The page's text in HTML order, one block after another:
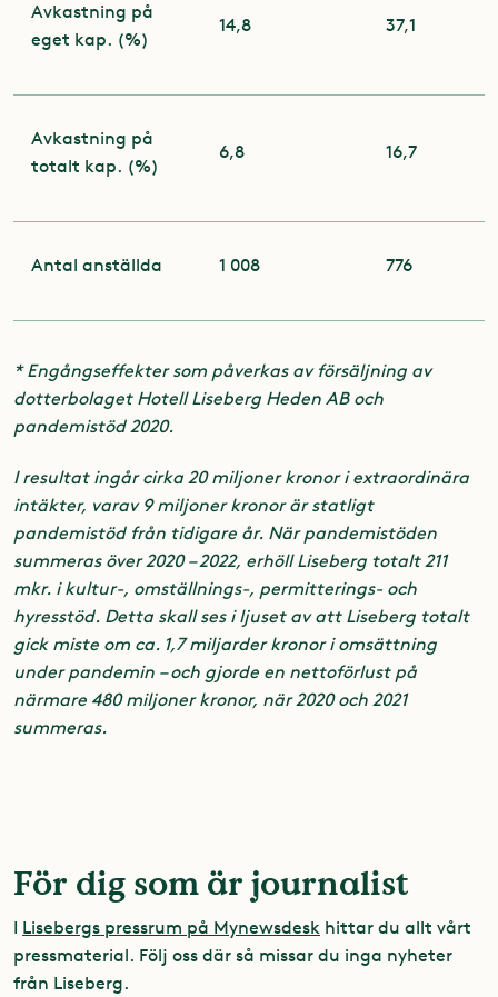
Avkastning på
eget kap. (%)
14,8 37,1
Avkastning på
totalt kap. (%)
6,8 16,7
Antal anställda 1 008 776
* Engångseffekter som påverkas av försäljning av
dotterbolaget Hotell Liseberg Heden AB och
pandemistöd 2020.
I resultat ingår cirka 20 miljoner kronor i extraordinära
intäkter, varav 9 miljoner kronor är statligt
pandemistöd från tidigare år. När pandemistöden
summeras över 2020 – 2022, erhöll Liseberg totalt 211
mkr. i kultur-, omställnings-, permitterings- och
hyresstöd. Detta skall ses i ljuset av att Liseberg totalt
gick miste om ca. 1,7 miljarder kronor i omsättning
under pandemin – och gjorde en nettoförlust på
närmare 480 miljoner kronor, när 2020 och 2021
summeras.
För dig som är journalist
I Lisebergs pressrum på Mynewsdesk hittar du allt vårt
pressmaterial. Följ oss där så missar du inga nyheter
från Liseberg.